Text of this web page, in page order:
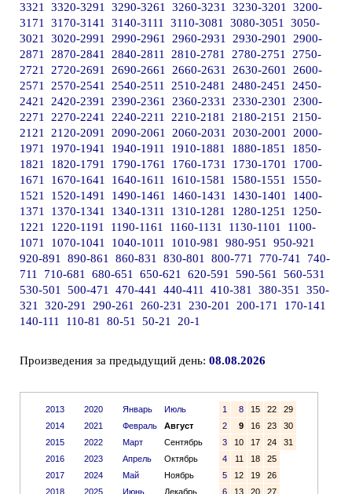
3321
3320-3291 3290-3261 3260-3231 3230-3201
3200-
3171
3170-3141 3140-3111 3110-3081 3080-3051
3050-
3021
3020-2991 2990-2961 2960-2931 2930-2901
2900-
2871
2870-2841 2840-2811 2810-2781 2780-2751
2750-
2721
2720-2691 2690-2661 2660-2631 2630-2601
2600-
2571
2570-2541 2540-2511 2510-2481 2480-2451
2450-
2421
2420-2391 2390-2361 2360-2331 2330-2301
2300-
2271
2270-2241 2240-2211 2210-2181 2180-2151
2150-
2121
2120-2091 2090-2061 2060-2031 2030-2001
2000-
1971
1970-1941 1940-1911 1910-1881 1880-1851
1850-
1821
1820-1791 1790-1761 1760-1731 1730-1701
1700-
1671
1670-1641 1640-1611 1610-1581 1580-1551
1550-
1521
1520-1491 1490-1461 1460-1431 1430-1401
1400-
1371
1370-1341 1340-1311 1310-1281 1280-1251
1250-
1221
1220-1191 1190-1161 1160-1131 1130-1101
1100-
1071
1070-1041 1040-1011 1010-981 980-951
950-921
920-891
890-861 860-831 830-801 800-771 770-741
740-
711
710-681 680-651 650-621 620-591 590-561
560-531
530-501
500-471 470-441 440-411 410-381 380-351
350-
321
320-291 290-261 260-231 230-201 200-171
170-141
140-111
110-81 80-51 50-21 20-1
Произведения за предыдущий день: 08.08.2026
2013
2014
2015
2016
2017
2018
2020
2021
2022
2023
2024
2025
Январь
Июль
Февраль
Август
Март
Сентябрь
Апрель
Октябрь
Май
Ноябрь
Июнь
Декабрь
1 8 15 22
29
2
9 16 23
30
3
10 17 24
31
4
11 18
25
5
12 19
26
6
13 20
27